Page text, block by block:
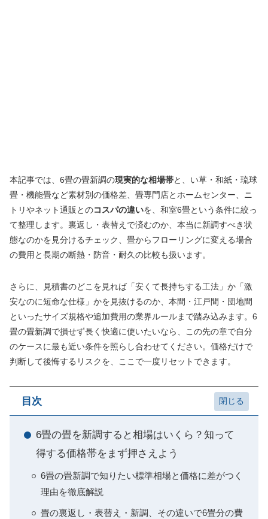
本記事では、6畳の畳新調の現実的な相場帯と、い草・和紙・琉球
畳・機能畳など素材別の価格差、畳専門店とホームセンター、ニ
トリやネット通販とのコスパの違いを、和室6畳という条件に絞っ
て整理します。裏返し・表替えで済むのか、本当に新調すべき状
態なのかを見分けるチェック、畳からフローリングに変える場合
の費用と長期の断熱・防音・耐久の比較も扱います。
さらに、見積書のどこを見れば「安くて長持ちする工法」か「激
安なのに短命な仕様」かを見抜けるのか、本間・江戸間・団地間
といったサイズ規格や追加費用の業界ルールまで踏み込みます。6
畳の畳新調で損せず長く快適に使いたいなら、この先の章で自分
のケースに最も近い条件を照らし合わせてください。価格だけで
判断して後悔するリスクを、ここで一度リセットできます。
目次
6畳の畳を新調すると相場はいくら？知って
得する価格帯をまず押さえよう
6畳の畳新調で知りたい標準相場と価格に差がつく
理由を徹底解説
畳の裏返し・表替え・新調、その違いで6畳分の費